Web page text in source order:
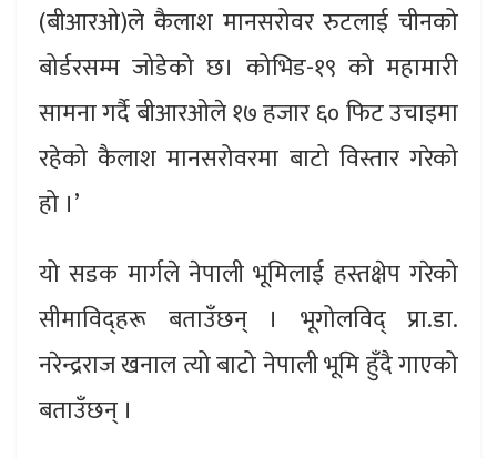
(बीआरओ)ले कैलाश मानसरोवर रुटलाई चीनको
बोर्डरसम्म जोडेको छ। कोभिड-१९ को महामारी
सामना गर्दै बीआरओले १७ हजार ६० फिट उचाइमा
रहेको कैलाश मानसरोवरमा बाटो विस्तार गरेको
हो ।’
यो सडक मार्गले नेपाली भूमिलाई हस्तक्षेप गरेको
सीमाविद्हरू बताउँछन् । भूगोलविद् प्रा.डा.
नरेन्द्रराज खनाल त्यो बाटो नेपाली भूमि हुँदै गाएको
बताउँछन् ।